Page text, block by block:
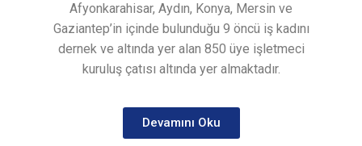
Afyonkarahisar, Aydın, Konya, Mersin ve
Gaziantep’in içinde bulunduğu 9 öncü iş kadını
dernek ve altında yer alan 850 üye işletmeci
kuruluş çatısı altında yer almaktadır.
Devamını Oku